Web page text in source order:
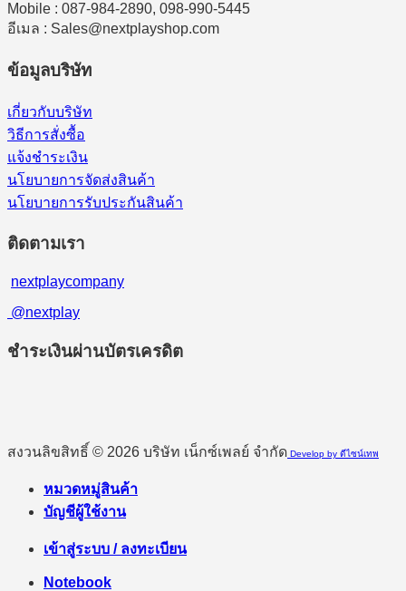
Mobile : 087-984-2890, 098-990-5445
อีเมล : Sales@nextplayshop.com
ข้อมูลบริษัท
เกี่ยวกับบริษัท
วิธีการสั่งซื้อ
แจ้งชำระเงิน
นโยบายการจัดส่งสินค้า
นโยบายการรับประกันสินค้า
ติดตามเรา
nextplaycompany
@nextplay
ชำระเงินผ่านบัตรเครดิต
สงวนลิขสิทธิ์ © 2026 บริษัท เน็กซ์เพลย์ จำกัด Develop by ดีไซน์เทพ
หมวดหมู่สินค้า
บัญชีผู้ใช้งาน
เข้าสู่ระบบ / ลงทะเบียน
Notebook